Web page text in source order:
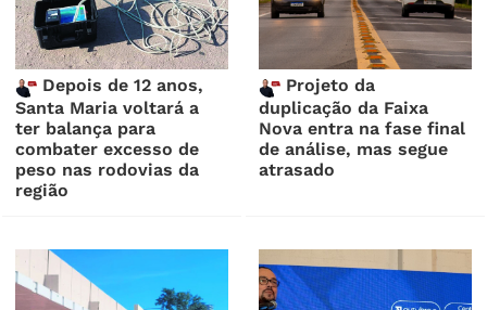
Depois de 12 anos,
Santa Maria voltará a
ter balança para
combater excesso de
peso nas rodovias da
região
Projeto da
duplicação da Faixa
Nova entra na fase final
de análise, mas segue
atrasado